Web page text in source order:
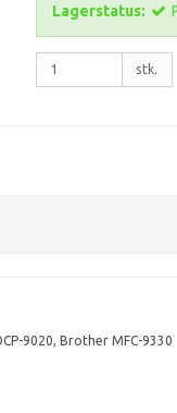
Lagerstatus:
stk.
9020, Brother MFC-9330